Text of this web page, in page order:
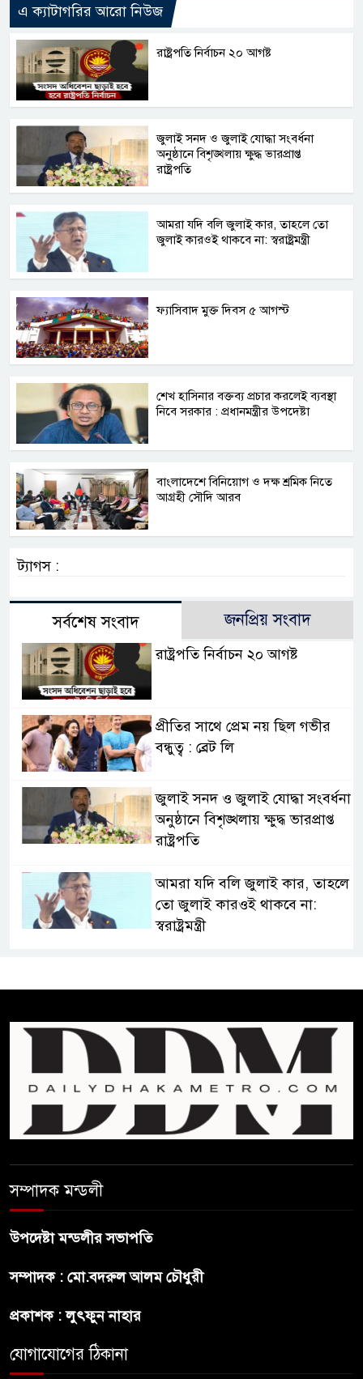
এ ক্যাটাগরির আরো নিউজ
রাষ্ট্রপতি নির্বাচন ২০ আগষ্ট
জুলাই সনদ ও জুলাই যোদ্ধা সংবর্ধনা
অনুষ্ঠানে বিশৃঙ্খলায় ক্ষুদ্ধ ভারপ্রাপ্ত
রাষ্ট্রপতি
আমরা যদি বলি জুলাই কার, তাহলে তো
জুলাই কারওই থাকবে না: স্বরাষ্ট্রমন্ত্রী
ফ্যাসিবাদ মুক্ত দিবস ৫ আগস্ট
শেখ হাসিনার বক্তব্য প্রচার করলেই ব্যবস্থা
নিবে সরকার : প্রধানমন্ত্রীর উপদেষ্টা
বাংলাদেশে বিনিয়োগ ও দক্ষ শ্রমিক নিতে
আগ্রহী সৌদি আরব
ট্যাগস :
সর্বশেষ সংবাদ জনপ্রিয় সংবাদ
রাষ্ট্রপতি নির্বাচন ২০ আগষ্ট
প্রীতির সাথে প্রেম নয় ছিল গভীর
বন্ধুত্ব : ব্রেট লি
জুলাই সনদ ও জুলাই যোদ্ধা সংবর্ধনা
অনুষ্ঠানে বিশৃঙ্খলায় ক্ষুদ্ধ ভারপ্রাপ্ত
রাষ্ট্রপতি
আমরা যদি বলি জুলাই কার, তাহলে
তো জুলাই কারওই থাকবে না:
স্বরাষ্ট্রমন্ত্রী
শেখ হাসিনার বক্তব্য প্রচার করলেই
ব্যবস্থা নিবে সরকার : প্রধানমন্ত্রীর
উপদেষ্টা
বাংলাদেশে বিনিয়োগ ও দক্ষ শ্রমিক
গ্যাসের দাম বাড়লো ৭০ টাকা, সন্ধ্যা
থেকে কার্যকর
সম্পাদক মন্ডলী
উপদেষ্টা মন্ডলীর সভাপতি
সম্পাদক : মো.বদরুল আলম চৌধুরী
প্রকাশক : লুৎফুন নাহার
যোগাযোগের ঠিকানা